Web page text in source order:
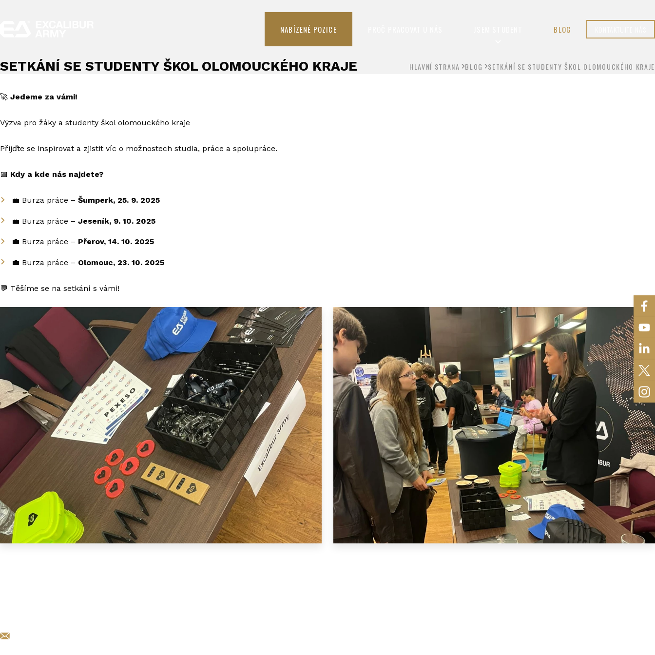
NABÍZENÉ POZICE BLOG
SETKÁNÍ SE STUDENTY ŠKOL OLOMOUCKÉHO KRAJE HLAVNÍ STRANA BLOG SETKÁNÍ SE STUDENTY ŠKOL OLOMOUCKÉHO KRAJE
🚀 Jedeme za vámi!
Výzva pro žáky a studenty škol olomouckého kraje
Přijďte se inspirovat a zjistit víc o možnostech studia, práce a spolupráce.
📅 Kdy a kde nás najdete?
💼 Burza práce – Šumperk, 25. 9. 2025
💼 Burza práce – Jeseník, 9. 10. 2025
💼 Burza práce – Přerov, 14. 10. 2025
💼 Burza práce – Olomouc, 23. 10. 2025
💬 Těšíme se na setkání s vámi!
KARIERA@EXCALIBURARMY.CZ